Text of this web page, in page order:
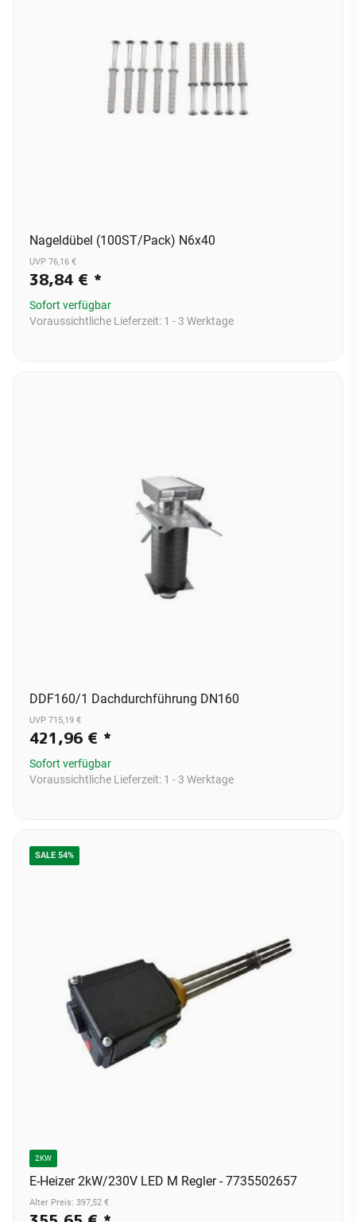
Nageldübel (100ST/Pack) N6x40
UVP 76,16 €
38,84 € *
Sofort verfügbar
Voraussichtliche Lieferzeit: 1 - 3 Werktage
DDF160/1 Dachdurchführung DN160
UVP 715,19 €
421,96 € *
Sofort verfügbar
Voraussichtliche Lieferzeit: 1 - 3 Werktage
SALE 54%
2KW
E-Heizer 2kW/230V LED M Regler - 7735502657
Alter Preis: 397,52 €